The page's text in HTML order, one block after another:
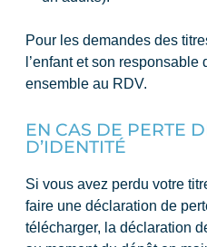
Pour les demandes des
l’enfant et son
ensemble au RDV.
EN CAS DE PERTE
D’IDENTITÉ
Si vous avez perdu votre
faire une déclaration de
télécharger, la déclaration